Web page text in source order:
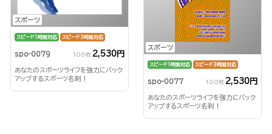
スポーツ
スピード1時間対応 スピード3時間対応
spo-0079 100枚 2,530円
あなたのスポーツライフを強力にバック
アップするスポーツ名刺！
スポーツ
スピード1時間対応 スピード3時間対応
spo-0077 100枚 2,530円
あなたのスポーツライフを強力にバック
アップするスポーツ名刺！